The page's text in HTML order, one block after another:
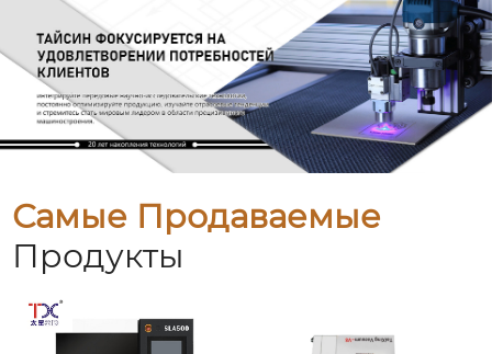
Самые Продаваемые
Продукты